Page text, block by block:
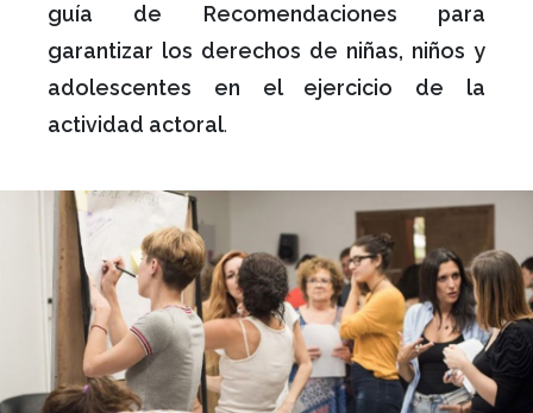
guía de Recomendaciones para
garantizar los derechos de niñas, niños y
adolescentes en el ejercicio de la
actividad actoral.